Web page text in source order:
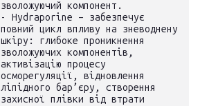
зволожуючий компонент.
- Hydraporine – забезпечує
повний цикл впливу на зневоднену
шкіру: глибоке проникнення
зволожуючих компонентів,
активізацію процесу
осморегуляції, відновлення
ліпідного бар’єру, створення
захисної плівки від втрати